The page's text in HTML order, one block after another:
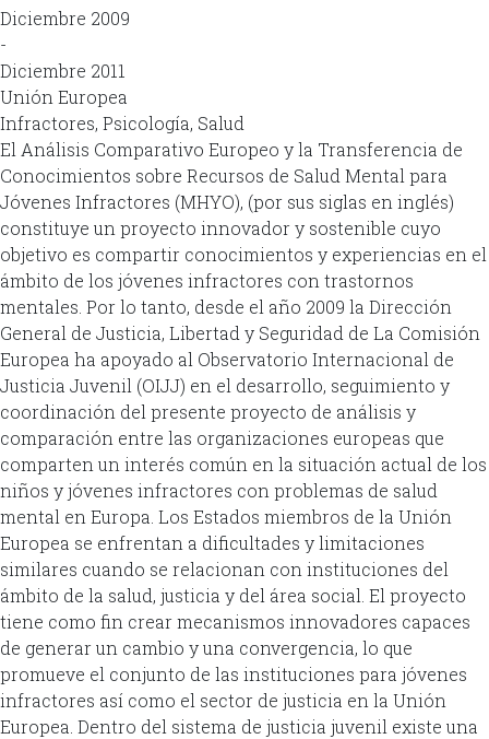
Diciembre 2009
-
Diciembre 2011
Unión Europea
Infractores, Psicología, Salud
El Análisis Comparativo Europeo y la Transferencia de
Conocimientos sobre Recursos de Salud Mental para
Jóvenes Infractores (MHYO), (por sus siglas en inglés)
constituye un proyecto innovador y sostenible cuyo
objetivo es compartir conocimientos y experiencias en el
ámbito de los jóvenes infractores con trastornos
mentales. Por lo tanto, desde el año 2009 la Dirección
General de Justicia, Libertad y Seguridad de La Comisión
Europea ha apoyado al Observatorio Internacional de
Justicia Juvenil (OIJJ) en el desarrollo, seguimiento y
coordinación del presente proyecto de análisis y
comparación entre las organizaciones europeas que
comparten un interés común en la situación actual de los
niños y jóvenes infractores con problemas de salud
mental en Europa. Los Estados miembros de la Unión
Europea se enfrentan a dificultades y limitaciones
similares cuando se relacionan con instituciones del
ámbito de la salud, justicia y del área social. El proyecto
tiene como fin crear mecanismos innovadores capaces
de generar un cambio y una convergencia, lo que
promueve el conjunto de las instituciones para jóvenes
infractores así como el sector de justicia en la Unión
Europea. Dentro del sistema de justicia juvenil existe una